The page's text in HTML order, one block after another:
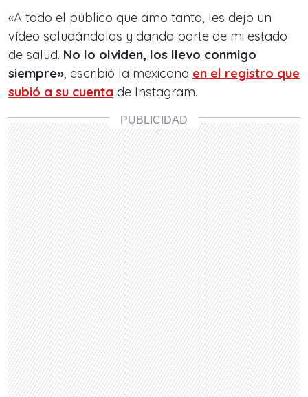
«A todo el público que amo tanto, les dejo un
vídeo saludándolos y dando parte de mi estado
de salud. No lo olviden, los llevo conmigo
siempre», escribió la mexicana en el registro que
subió a su cuenta de Instagram.